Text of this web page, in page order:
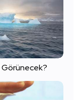
Görünecek?